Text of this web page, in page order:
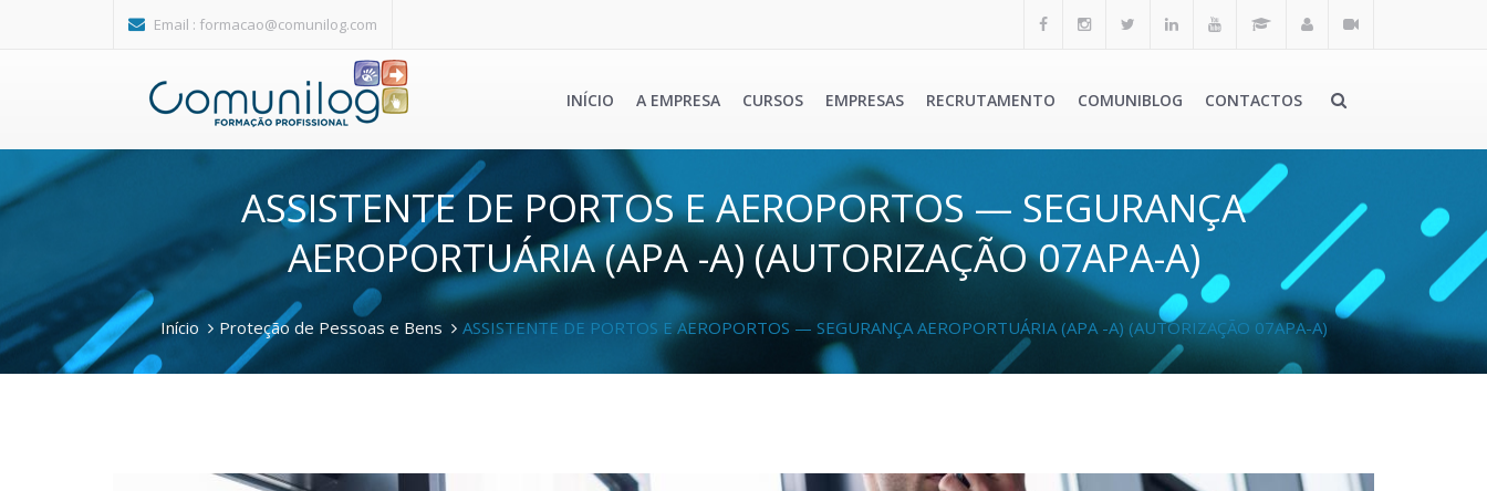
Email : formacao@comunilog.com
INÍCIO A EMPRESA CURSOS EMPRESAS RECRUTAMENTO COMUNIBLOG CONTACTOS
ASSISTENTE DE PORTOS E AEROPORTOS — SEGURANÇA
AEROPORTUÁRIA (APA -A) (AUTORIZAÇÃO 07APA-A)
Início Proteção de Pessoas e Bens ASSISTENTE DE PORTOS E AEROPORTOS — SEGURANÇA AEROPORTUÁRIA (APA -A) (AUTORIZAÇÃO 07APA-A)